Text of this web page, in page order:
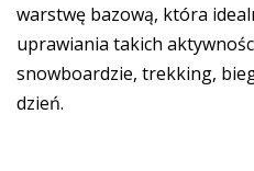
warstwę bazową, która
uprawiania takich
snowboardzie, trekking,
dzień.